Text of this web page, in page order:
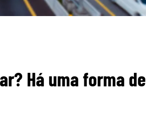
Há uma forma de